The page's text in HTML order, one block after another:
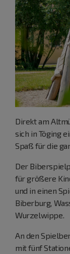
Direkt am
sich in Töging
Spaß für die
Der
für größere
und in einen
Biberburg,
Wurzelwippe.
An den
mit fünf